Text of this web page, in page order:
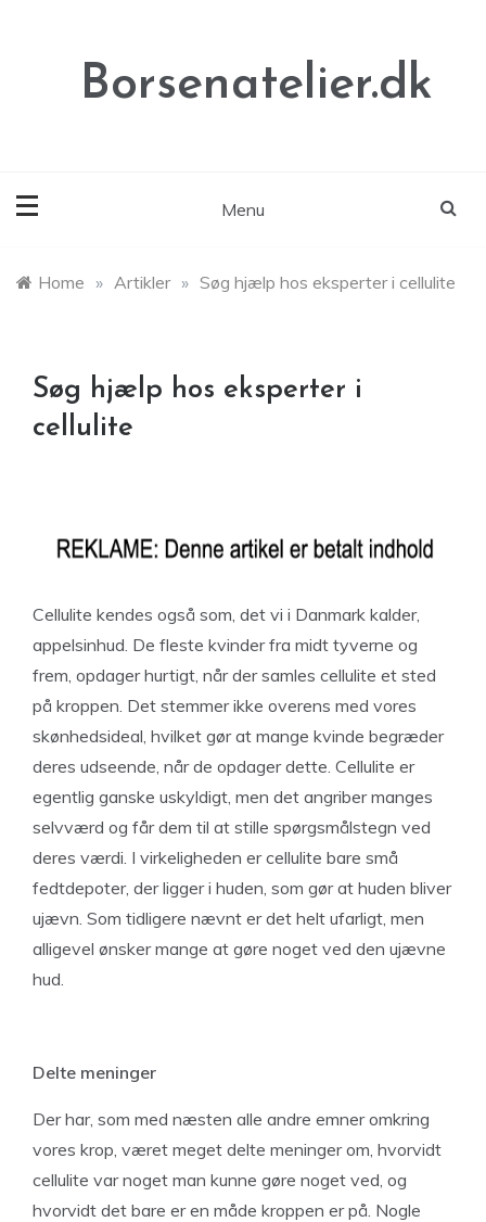
Borsenatelier.dk
Menu
Home » Artikler » Søg hjælp hos eksperter i cellulite
Søg hjælp hos eksperter i
cellulite
Cellulite kendes også som, det vi i Danmark kalder,
appelsinhud. De fleste kvinder fra midt tyverne og
frem, opdager hurtigt, når der samles cellulite et sted
på kroppen. Det stemmer ikke overens med vores
skønhedsideal, hvilket gør at mange kvinde begræder
deres udseende, når de opdager dette. Cellulite er
egentlig ganske uskyldigt, men det angriber manges
selvværd og får dem til at stille spørgsmålstegn ved
deres værdi. I virkeligheden er cellulite bare små
fedtdepoter, der ligger i huden, som gør at huden bliver
ujævn. Som tidligere nævnt er det helt ufarligt, men
alligevel ønsker mange at gøre noget ved den ujævne
hud.
Delte meninger
Der har, som med næsten alle andre emner omkring
vores krop, været meget delte meninger om, hvorvidt
cellulite var noget man kunne gøre noget ved, og
hvorvidt det bare er en måde kroppen er på. Nogle